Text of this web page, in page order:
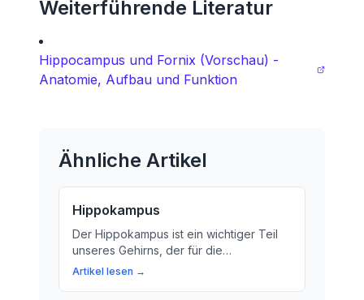
Weiterführende Literatur
Hippocampus und Fornix (Vorschau) -
Anatomie, Aufbau und Funktion
Ähnliche Artikel
Hippokampus
Der Hippokampus ist ein wichtiger Teil
unseres Gehirns, der für die
Verarbeitung von Erinnerungen und
Artikel lesen →